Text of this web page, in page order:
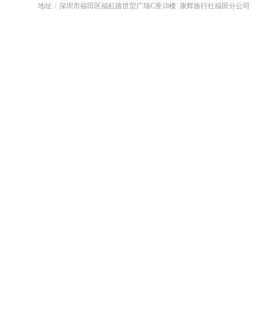
地址：深圳市福田区福虹路世贸广场C座18楼 康辉旅行社福田分公司